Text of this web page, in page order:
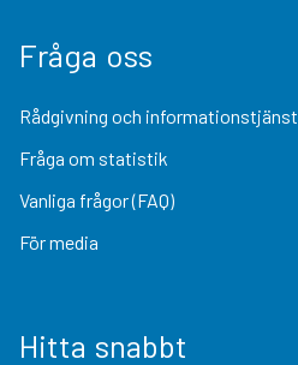
Fråga oss
Rådgivning och informationstjänst
Fråga om statistik
Vanliga frågor (FAQ)
För media
Hitta snabbt